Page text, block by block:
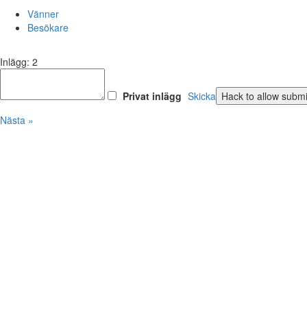
Vänner
Besökare
Inlägg: 2
Privat inlägg Skicka
Nästa »